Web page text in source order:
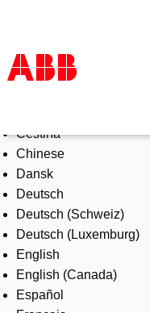
Products & Solutions
Industries
Services
About us
Where to buy
Contact us
Careers
Čeština
Chinese
Dansk
Deutsch
Deutsch (Schweiz)
Deutsch (Luxemburg)
English
English (Canada)
Español